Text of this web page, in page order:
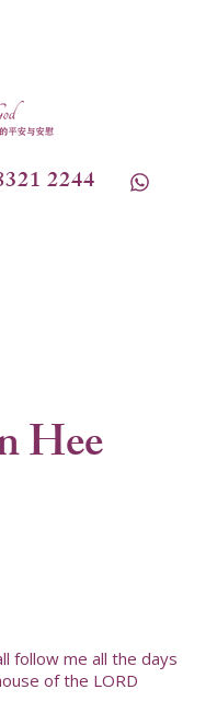
2244
Hee
follow me all the days
of the LORD